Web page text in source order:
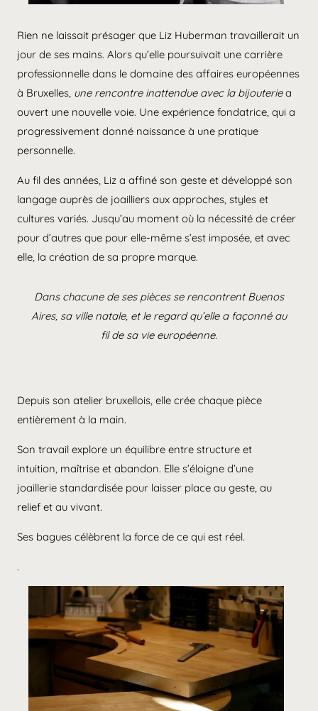
Rien ne laissait présager que Liz Huberman travaillerait un
jour de ses mains. Alors qu’elle poursuivait une carrière
professionnelle dans le domaine des affaires européennes
à Bruxelles, une rencontre inattendue avec la bijouteriea
ouvert une nouvelle voie. Une expérience fondatrice, qui a
progressivement donné naissance à une pratique
personnelle.
Au fil des années, Liz a affiné son geste et développé son
langage auprès de joailliers aux approches, styles et
cultures variés. Jusqu’au moment où la nécessité de créer
pour d’autres que pour elle-même s’est imposée, et avec
elle, la création de sa propre marque.
Dans chacune de ses pièces se rencontrent Buenos
Aires, sa ville natale, et le regard qu’elle a façonné au
fil de sa vie européenne.
Depuis son atelier bruxellois, elle crée chaque pièce
entièrement à la main.
Son travail explore un équilibre entre structure et
intuition, maîtrise et abandon. Elle s’éloigne d’une
joaillerie standardisée pour laisser place au geste, au
relief et au vivant.
Ses bagues célèbrent la force de ce qui est réel.
.